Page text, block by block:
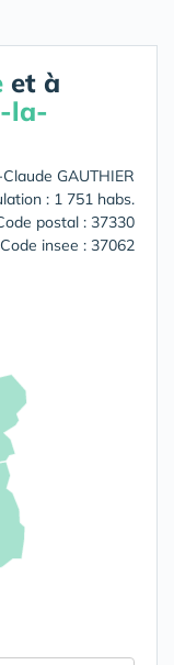
et à
la-
GAUTHIER
: 1 751 habs.
postal : 37330
Code insee : 37062